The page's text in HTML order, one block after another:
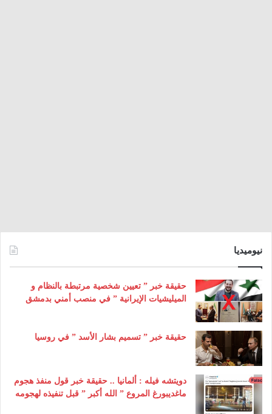
نيوميديا
حقيقة خبر ” تعيين شخصية مرتبطة بالنظام و
الميليشيات الإيرانية ” في منصب أمني بدمشق
حقيقة خبر ” تسميم بشار الأسد ” في روسيا
دويتشه فيله : ألمانيا .. حقيقة خبر قول منفذ هجوم
ماغديبورغ المروع ” الله أكبر ” قبل تنفيذه لهجومه